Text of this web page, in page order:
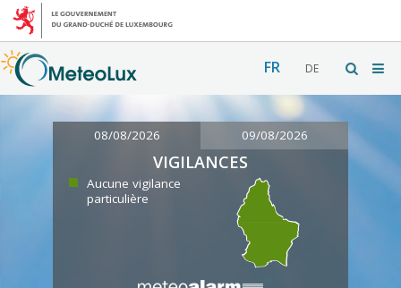
FR DE
08/08/2026 09/08/2026
VIGILANCES
Aucune vigilance
particulière